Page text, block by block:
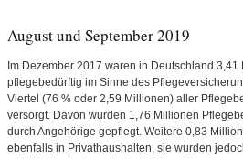
August und September 2019
Im Dezember 2017 waren in Deutschland
pflegebedürftig im Sinne des
Viertel (76 % oder 2,59 Millionen) aller
versorgt. Davon wurden 1,76 Millionen
durch Angehörige gepflegt. Weitere 0,83
ebenfalls in Privathaushalten, sie wurden